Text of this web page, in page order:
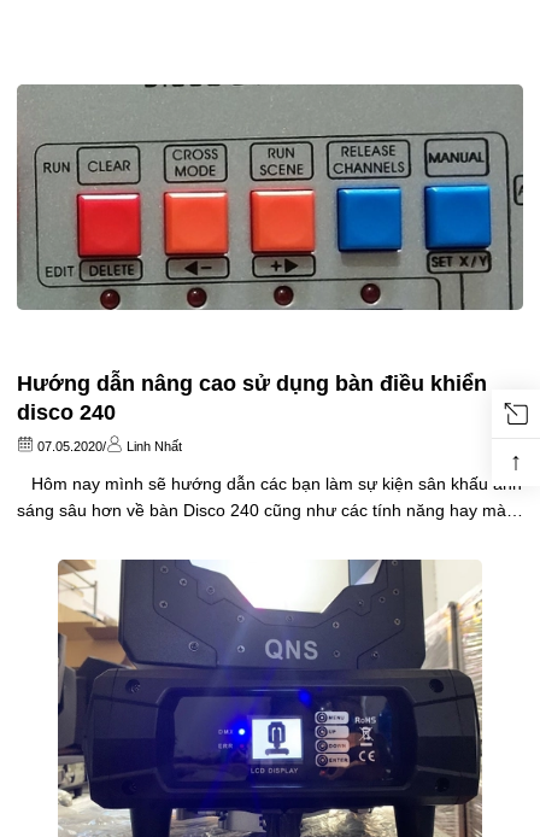
Hướng dẫn nâng cao sử dụng bàn điều khiển
disco 240
07.05.2020/ Linh Nhất
Hôm nay mình sẽ hướng dẫn các bạn làm sự kiện sân khấu ánh
sáng sâu hơn về bàn Disco 240 cũng như các tính năng hay mà ít
như điều khiển đèn, lưu cảnh thông thường...
↑